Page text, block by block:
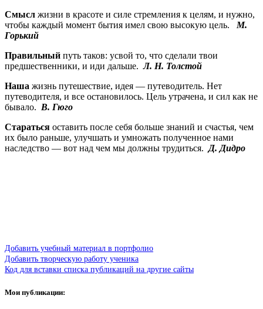
Смысл жизни в красоте и силе стремления к целям, и нужно,
чтобы каждый момент бытия имел свою высокую цель. М.
Горький
Правильный путь таков: усвой то, что сделали твои
предшественники, и иди дальше. Л. Н. Толстой
Наша жизнь путешествие, идея — путеводитель. Нет
путеводителя, и все остановилось. Цель утрачена, и сил как не
бывало. В. Гюго
Стараться оставить после себя больше знаний и счастья, чем
их было раньше, улучшать и умножать полученное нами
наследство — вот над чем мы должны трудиться. Д. Дидро
Добавить учебный материал в портфолио
Добавить творческую работу ученика
Код для вставки списка публикаций на другие сайты
Мои публикации: